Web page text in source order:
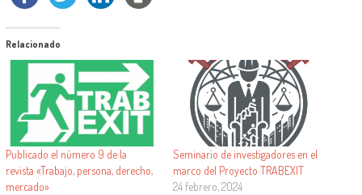
Relacionado
Publicado el número 9 de la
revista «Trabajo, persona, derecho,
mercado»
Seminario de investigadores en el
marco del Proyecto TRABEXIT
24 febrero, 2024